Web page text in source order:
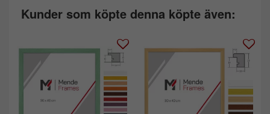
Kunder som köpte denna köpte även: